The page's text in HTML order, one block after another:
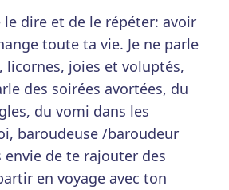
le dire et de le répéter: avoir
toute ta vie. Je ne parle
licornes, joies et voluptés,
des soirées avortées, du
du vomi dans les
baroudeuse /baroudeur
envie de te rajouter des
en voyage avec ton